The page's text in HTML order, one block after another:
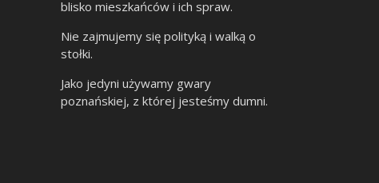
blisko mieszkańców i ich spraw.
Nie zajmujemy się polityką i walką o
stołki.
Jako jedyni używamy gwary
poznańskiej, z której jesteśmy dumni.